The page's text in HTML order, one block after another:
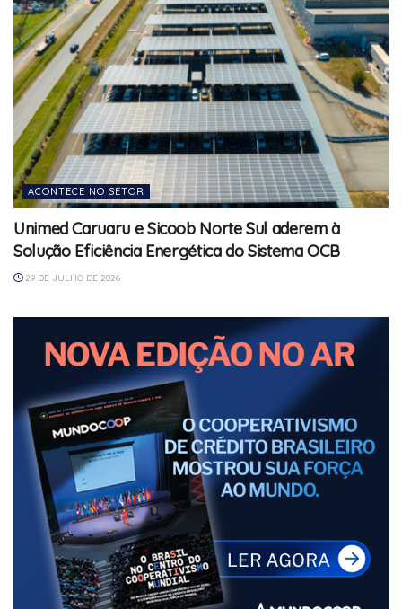
ACONTECE NO SETOR
Unimed Caruaru e Sicoob Norte Sul aderem à
Solução Eficiência Energética do Sistema OCB
29 DE JULHO DE 2026